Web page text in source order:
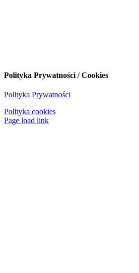
Polityka Prywatności / Cookies
Polityka Prywatności
Polityka cookies
Page load link